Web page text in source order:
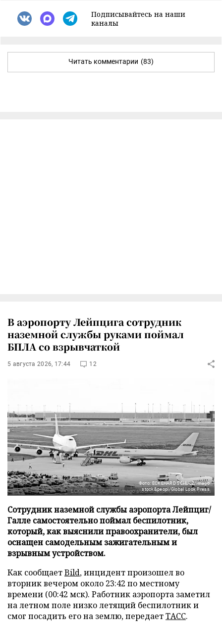
Подписывайтесь на наши
каналы
Читать комментарии (83)
В аэропорту Лейпцига сотрудник
наземной службы руками поймал
БПЛА со взрывчаткой
5 августа 2026, 17:44 12
Фото: ECKEHARD SCHULZ/imago
stock&peopl/Global Look Press
Сотрудник наземной службы аэропорта Лейпциг/
Галле самостоятельно поймал беспилотник,
который, как выяснили правоохранители, был
оснащен самодельным зажигательным и
взрывным устройством.
Как сообщаетBild, инцидент произошел во
вторник вечером около 23:42 по местному
времени (00:42 мск). Работник аэропорта заметил
на летном поле низко летящий беспилотник и
смог посадить его на землю, передаетТАСС.